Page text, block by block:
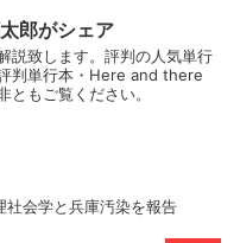
郎がシェア
説致します。評判の人気単行
判単行本・Here and there
ともご覧ください。
社会学と兵庫汚染を報告